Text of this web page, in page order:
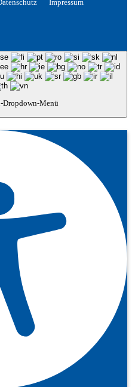
Datenschutz Impressum